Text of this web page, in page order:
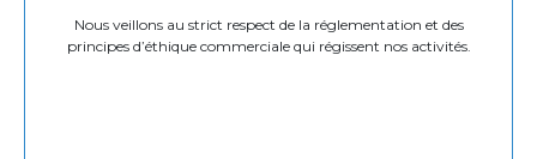
Nous veillons au strict respect de la réglementation et des
principes d’éthique commerciale qui régissent nos activités.